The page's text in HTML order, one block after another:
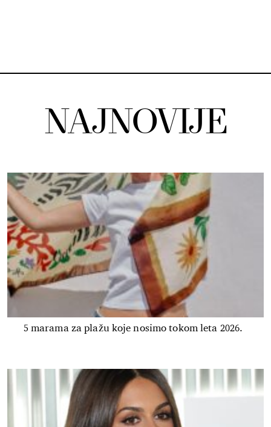
NAJNOVIJE
5 marama za plažu koje nosimo tokom leta 2026.